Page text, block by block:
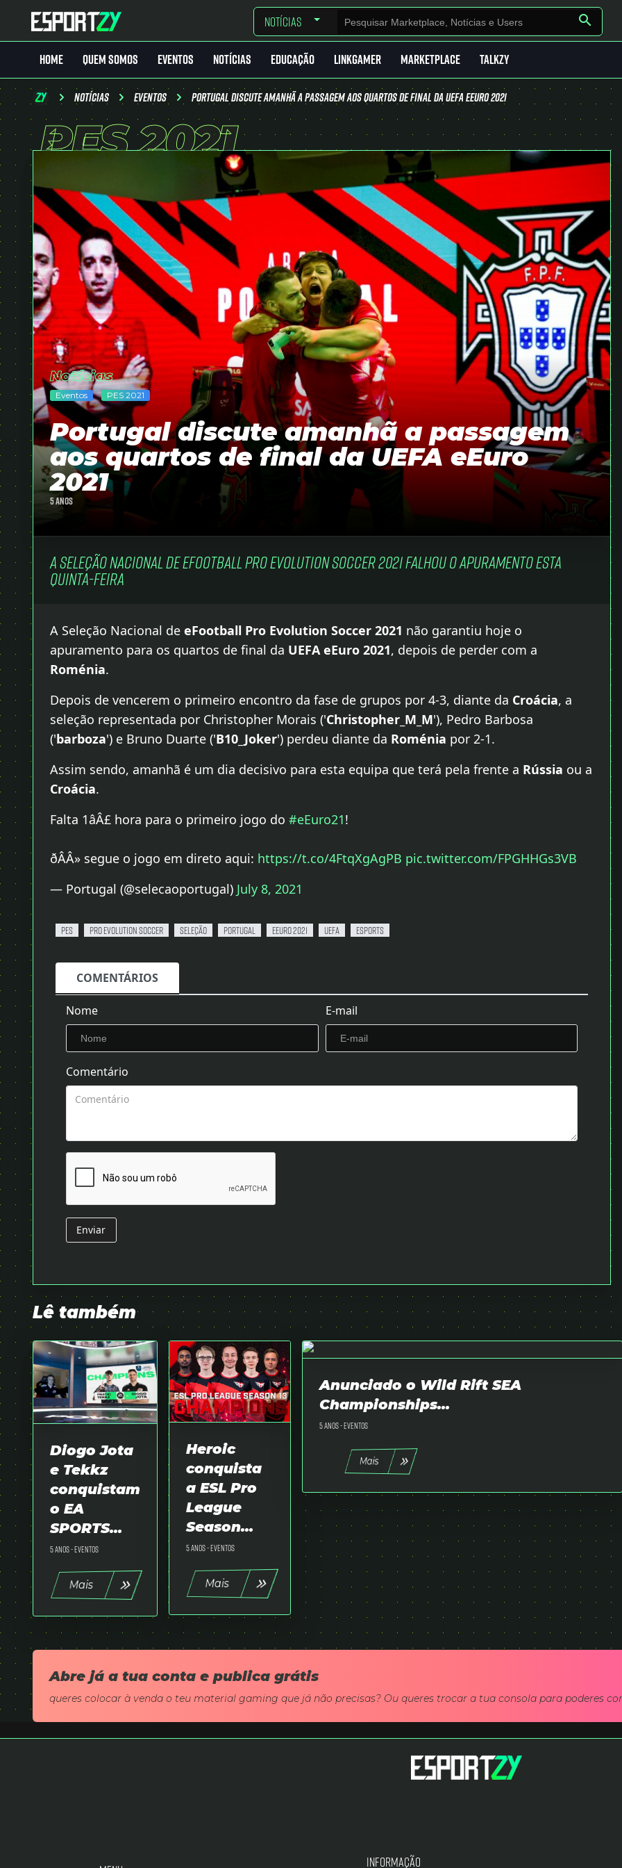
NOTÍCIAS search
HOME QUEM SOMOS EVENTOS NOTÍCIAS EDUCAÇÃO LINKGAMER MARKETPLACE TALKZY
Home
Quem Somos
Eventos
Notícias
Educação
LinkGamer
MarketPlace
keyboard_arrow_down
Favoritos
Login
Abrir Conta
Todoskeyboard_arrow_down
language Portuguêskeyboard_arrow_down
Notícias Eventos Portugal discute amanhã a passagem aos quartos de final da UEFA eEuro 2021
PES 2021
Notícias
Eventos PES 2021
Portugal discute amanhã a passagem
aos quartos de final da UEFA eEuro
2021
5 anos
A Seleção Nacional de eFootball Pro Evolution Soccer 2021 falhou o apuramento esta
quinta-feira
A Seleção Nacional de eFootball Pro Evolution Soccer 2021 não garantiu hoje o
apuramento para os quartos de final da UEFA eEuro 2021, depois de perder com a
Roménia.
Depois de vencerem o primeiro encontro da fase de grupos por 4-3, diante da Croácia, a
seleção representada por Christopher Morais ('Christopher_M_M'), Pedro Barbosa
('barboza') e Bruno Duarte ('B10_Joker') perdeu diante da Roménia por 2-1.
Assim sendo, amanhã é um dia decisivo para esta equipa que terá pela frente a Rússia ou a
Croácia.
Falta 1âÂ£ hora para o primeiro jogo do #eEuro21!
ðÂÂ» segue o jogo em direto aqui: https://t.co/4FtqXgAgPB pic.twitter.com/FPGHHGs3VB
— Portugal (@selecaoportugal) July 8, 2021
pes pro evolution soccer seleção portugal eeuro 2021 uefa esports
COMENTÁRIOS
Nome E-mail
Comentário
Enviar
Lê também
Diogo Jota
e Tekkz
conquistam
o EA
SPORTS...
5 anos -Eventos
Mais
Heroic
conquista
a ESL Pro
League
Season...
5 anos -Eventos
Mais
Anunciado o Wild Rift SEA
Championships...
5 anos -Eventos
Mais
Abre já a tua conta e publica grátis
queres colocar à venda o teu material gaming que já não precisas? Ou queres trocar a tua consola para poderes
Informação